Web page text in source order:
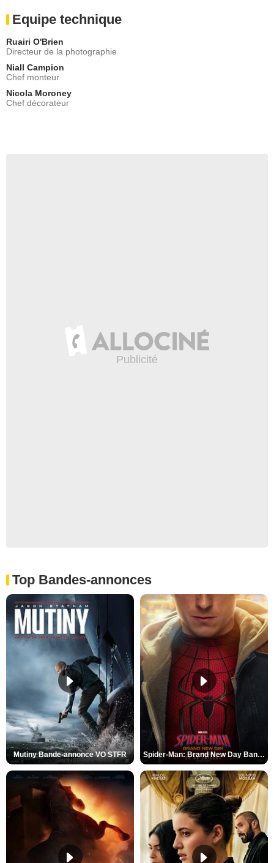
Equipe technique
Ruairi O'Brien
Directeur de la photographie
Niall Campion
Chef monteur
Nicola Moroney
Chef décorateur
Top Bandes-annonces
Mutiny Bande-annonce VO STFR Spider-Man: Brand New Day Bande-annonce VO STFR